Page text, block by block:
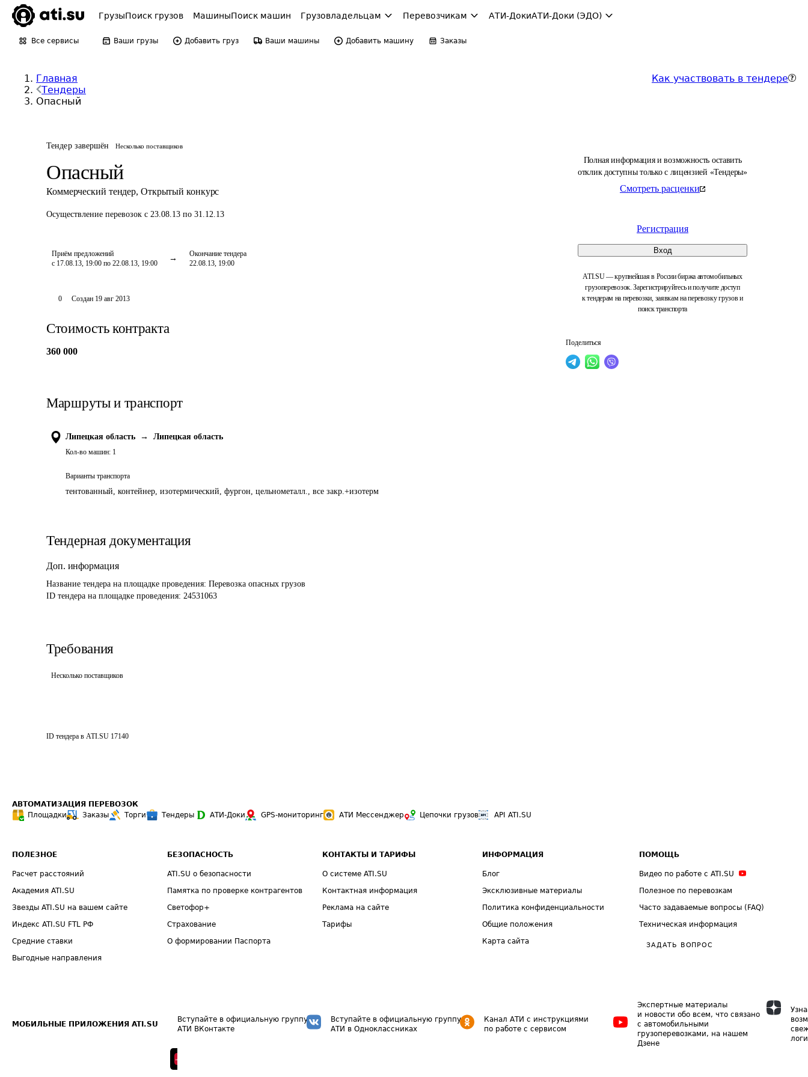
ГрузыПоиск грузов МашиныПоиск машин Грузовладельцам Перевозчикам АТИ-ДокиАТИ-Доки (ЭДО)
Все сервисы Ваши грузы Добавить груз Ваши машины Добавить машину Заказы
Главная
Тендеры
Опасный
Как участвовать в тендере
Тендер завершён Несколько поставщиков
Опасный
Коммерческий тендер, Открытый конкурс
Осуществление перевозок с 23.08.13 по 31.12.13
Приём предложений
с 17.08.13, 19:00 по 22.08.13, 19:00
Окончание тендера
22.08.13, 19:00
Полная информация и возможность оставить
отклик доступны только с лицензией «Тендеры»
Смотреть расценки
Регистрация
Вход
ATI.SU — крупнейшая в России биржа автомобильных
грузоперевозок. Зарегистрируйтесь и получите доступ
к тендерам на перевозки, заявкам на перевозку грузов и
поиск транспорта
Поделиться
0 Создан 19 авг 2013
Стоимость контракта
360 000
Маршруты и транспорт
Липецкая область → Липецкая область
Кол-во машин: 1
Варианты транспорта
тентованный, контейнер, изотермический, фургон, цельнометалл., все закр.+изотерм
Тендерная документация
Доп. информация
Название тендера на площадке проведения: Перевозка опасных грузов
ID тендера на площадке проведения: 24531063
Требования
Несколько поставщиков
ID тендера в ATI.SU 17140
АВТОМАТИЗАЦИЯ ПЕРЕВОЗОК
Площадки
Заказы Торги Тендеры АТИ-Доки GPS-мониторинг АТИ Мессенджер Цепочки грузов API ATI.SU
ПОЛЕЗНОЕ
Расчет расстояний
Академия ATI.SU
Звезды ATI.SU на вашем сайте
Индекс ATI.SU FTL РФ
Средние ставки
Выгодные направления
БЕЗОПАСНОСТЬ
ATI.SU о безопасности
Памятка по проверке контрагентов
Светофор+
Страхование
О формировании Паспорта
КОНТАКТЫ И ТАРИФЫ
О системе ATI.SU
Контактная информация
Реклама на сайте
Тарифы
ИНФОРМАЦИЯ
Блог
Эксклюзивные материалы
Политика конфиденциальности
Общие положения
Карта сайта
ПОМОЩЬ
Видео по работе с ATI.SU
Полезное по перевозкам
Часто задаваемые вопросы (FAQ)
Техническая информация
ЗАДАТЬ ВОПРОС
МОБИЛЬНЫЕ ПРИЛОЖЕНИЯ ATI.SU
Вступайте в официальную группу
АТИ ВКонтакте
Вступайте в официальную группу
АТИ в Одноклассниках
Канал АТИ с инструкциями
по работе с сервисом
Экспертные материалы
и новости обо всем, что связано
с автомобильными
грузоперевозками, на нашем
Дзене